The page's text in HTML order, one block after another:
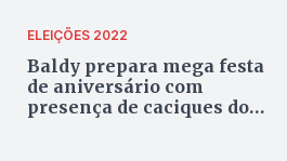
ELEIÇÕES 2022
Baldy prepara mega festa
de aniversário com
presença de caciques do